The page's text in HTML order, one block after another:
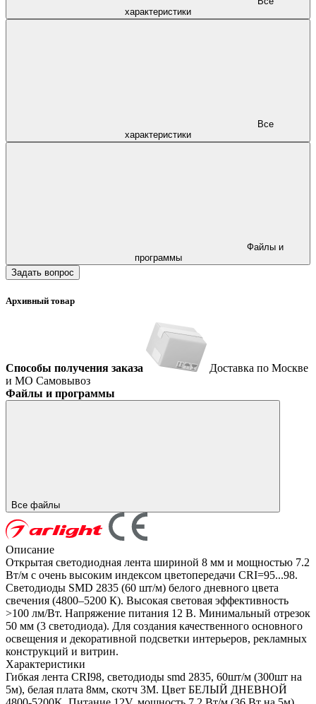
характеристики
характеристики
программы
Задать вопрос
Архивный товар
Способы получения заказа
Доставка по Москве
и МО Самовывоз
Файлы и программы
Все файлы
Описание
Открытая светодиодная лента шириной 8 мм и мощностью 7.2
Вт/м с очень высоким индексом цветопередачи CRI=95...98.
Светодиоды SMD 2835 (60 шт/м) белого дневного цвета
свечения (4800–5200 К). Высокая световая эффективность
>100 лм/Вт. Напряжение питания 12 В. Минимальный отрезок
50 мм (3 светодиода). Для создания качественного основного
освещения и декоративной подсветки интерьеров, рекламных
конструкций и витрин.
Характеристики
Гибкая лента CRI98, светодиоды smd 2835, 60шт/м (300шт на
5м), белая плата 8мм, скотч 3М. Цвет БЕЛЫЙ ДНЕВНОЙ